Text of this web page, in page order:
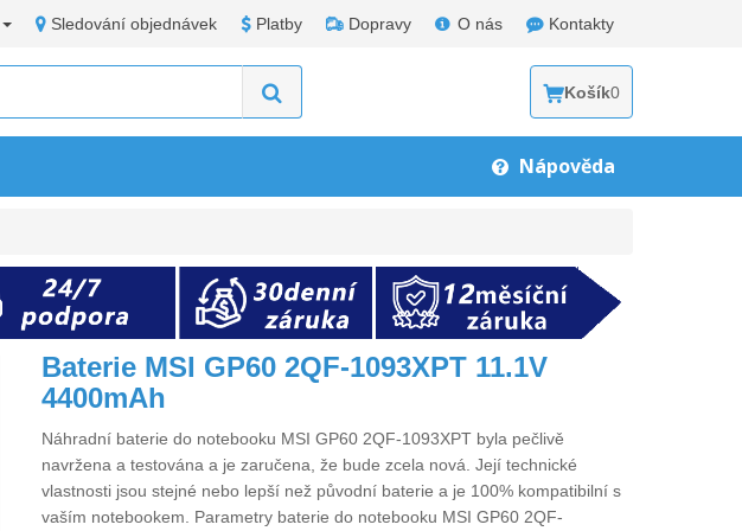
Sledování objednávek Platby Dopravy O nás Kontakty
Košík0
Nápověda
Baterie MSI GP60 2QF-1093XPT 11.1V
4400mAh
Náhradní baterie do notebooku MSI GP60 2QF-1093XPT byla pečlivě
navržena a testována a je zaručena, že bude zcela nová. Její technické
vlastnosti jsou stejné nebo lepší než původní baterie a je 100% kompatibilní s
vaším notebookem. Parametry baterie do notebooku MSI GP60 2QF-